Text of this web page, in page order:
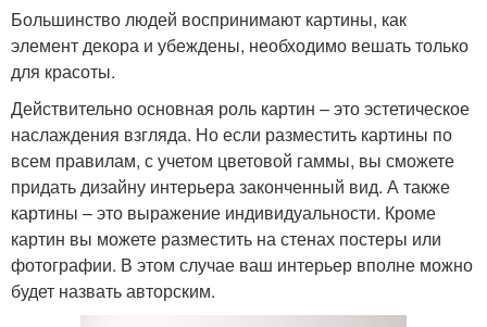
Большинство людей воспринимают картины, как
элемент декора и убеждены, необходимо вешать только
для красоты.
Действительно основная роль картин – это эстетическое
наслаждения взгляда. Но если разместить картины по
всем правилам, с учетом цветовой гаммы, вы сможете
придать дизайну интерьера законченный вид. А также
картины – это выражение индивидуальности. Кроме
картин вы можете разместить на стенах постеры или
фотографии. В этом случае ваш интерьер вполне можно
будет назвать авторским.